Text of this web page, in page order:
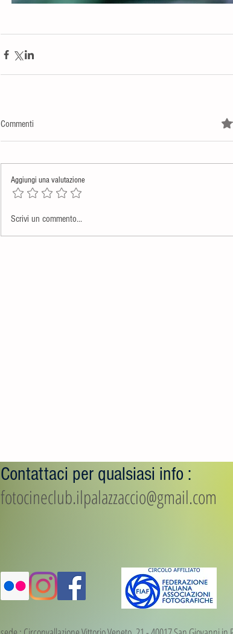
Commenti
Aggiungi una valutazione
Scrivi un commento...
Contattaci per qualsiasi info :
fotocineclub.ilpalazzaccio@gmail.com